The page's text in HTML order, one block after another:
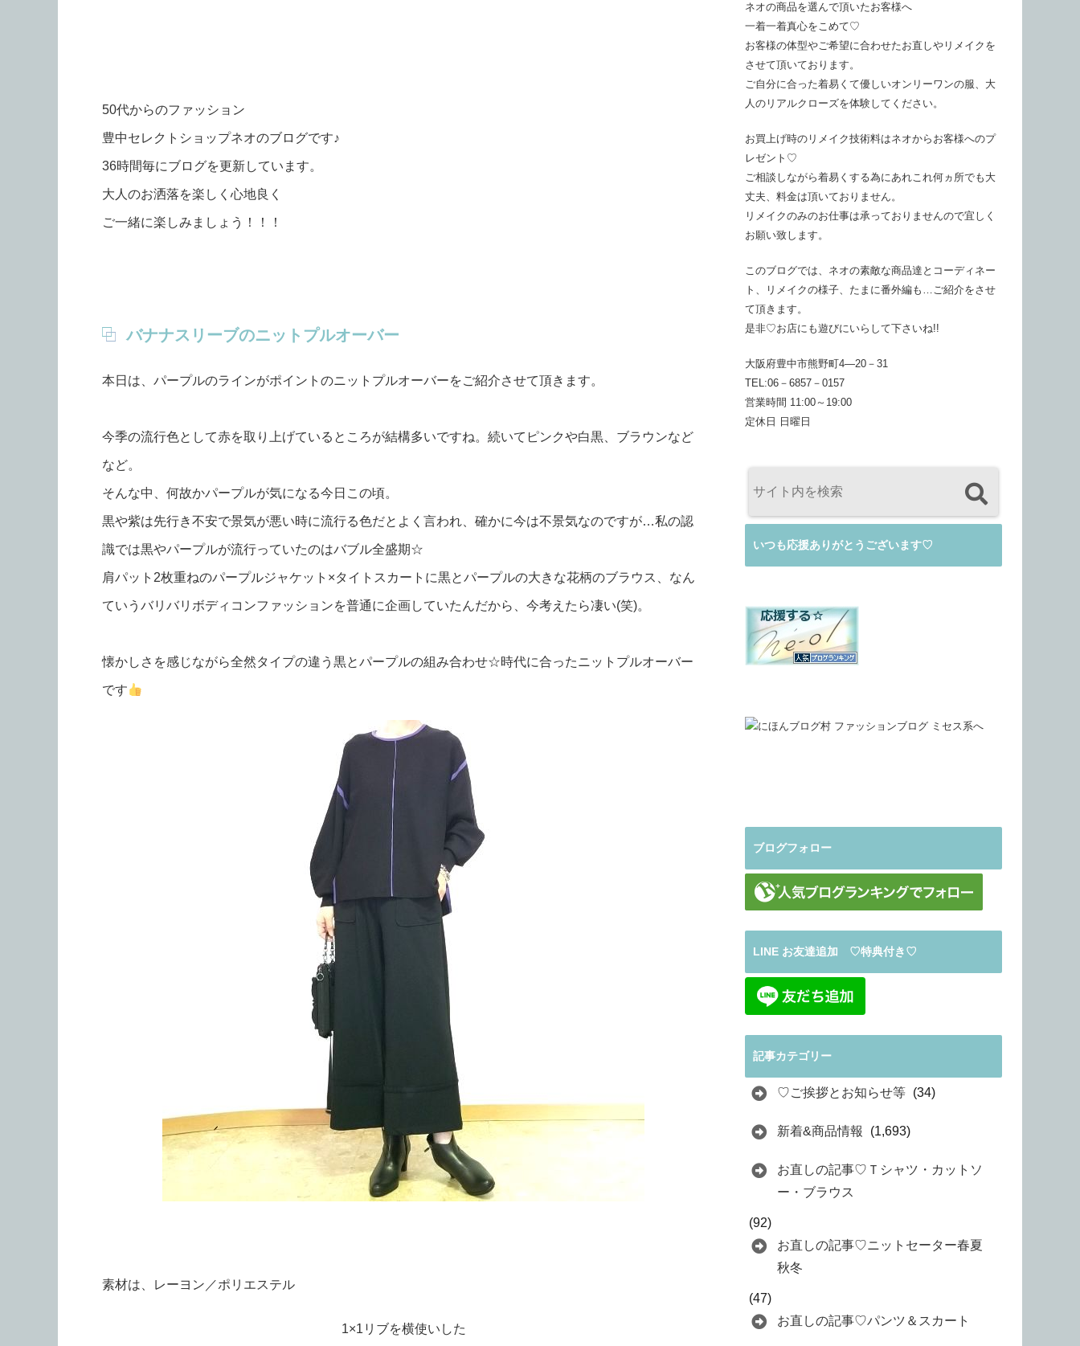
50代からのファッション
豊中セレクトショップネオのブログです♪
36時間毎にブログを更新しています。
大人のお洒落を楽しく心地良く
ご一緒に楽しみましょう！！！
バナナスリーブのニットプルオーバー
本日は、パープルのラインがポイントのニットプルオーバーをご紹介させて頂きます。
今季の流行色として赤を取り上げているところが結構多いですね。続いてピンクや白黒、ブラウンなど
など。
そんな中、何故かパープルが気になる今日この頃。
黒や紫は先行き不安で景気が悪い時に流行る色だとよく言われ、確かに今は不景気なのですが…私の認
識では黒やパープルが流行っていたのはバブル全盛期☆
肩パット2枚重ねのパープルジャケット×タイトスカートに黒とパープルの大きな花柄のブラウス、なん
ていうバリバリボディコンファッションを普通に企画していたんだから、今考えたら凄い(笑)。
懐かしさを感じながら全然タイプの違う黒とパープルの組み合わせ☆時代に合ったニットプルオーバー
です
素材は、レーヨン／ポリエステル
1×1リブを横使いした
ネオの商品を選んで頂いたお客様へ
一着一着真心をこめて♡
お客様の体型やご希望に合わせたお直しやリメイクを
させて頂いております。
ご自分に合った着易くて優しいオンリーワンの服、大
人のリアルクローズを体験してください。
お買上げ時のリメイク技術料はネオからお客様へのプ
レゼント♡
ご相談しながら着易くする為にあれこれ何ヵ所でも大
丈夫、料金は頂いておりません。
リメイクのみのお仕事は承っておりませんので宜しく
お願い致します。
このブログでは、ネオの素敵な商品達とコーディネー
ト、リメイクの様子、たまに番外編も…ご紹介をさせ
て頂きます。
是非♡お店にも遊びにいらして下さいね!!
大阪府豊中市熊野町4―20－31
TEL:06－6857－0157
営業時間 11:00～19:00
定休日 日曜日
いつも応援ありがとうございます♡
ブログフォロー
LINE お友達追加 ♡特典付き♡
記事カテゴリー
♡ご挨拶とお知らせ等 (34)
新着&商品情報 (1,693)
お直しの記事♡Ｔシャツ・カットソ
ー・ブラウス
(92)
お直しの記事♡ニットセーター春夏
秋冬
(47)
お直しの記事♡パンツ＆スカート